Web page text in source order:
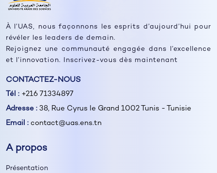
À l’UAS, nous façonnons les esprits d’aujourd’hui pour
révéler les leaders de demain.
Rejoignez une communauté engagée dans l’excellence
et l’innovation. Inscrivez-vous dès maintenant
CONTACTEZ-NOUS
Tél : +216 71334897
Adresse : 38, Rue Cyrus le Grand 1002 Tunis - Tunisie
Email : contact@uas.ens.tn
A propos
Présentation